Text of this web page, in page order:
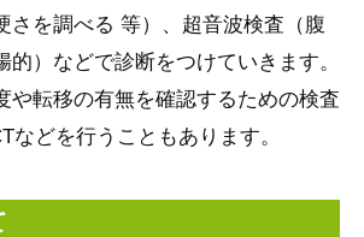
さを調べる 等）、超音波検査（腹
的）などで診断をつけていきます。
や転移の有無を確認するための検査
などを行うこともあります。